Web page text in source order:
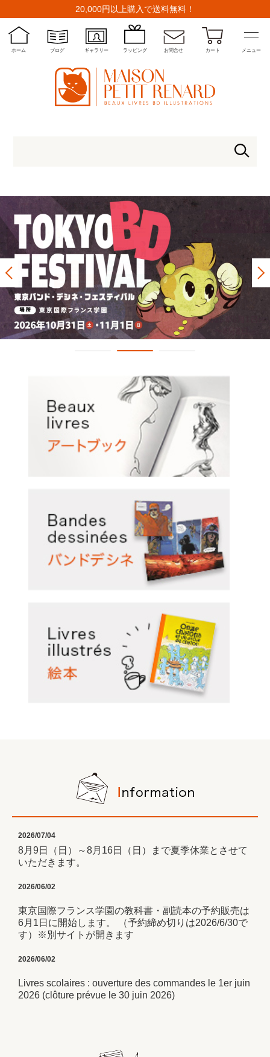
20,000円以上購入で送料無料！
ホーム ブログ ギャラリー ラッピング お問合せ カート メニュー
2026/07/04
8月9日（日）～8月16日（日）まで夏季休業とさせて
いただきます。
2026/06/02
東京国際フランス学園の教科書・副読本の予約販売は
6月1日に開始します。 （予約締め切りは2026/6/30で
す）※別サイトが開きます
2026/06/02
Livres scolaires : ouverture des commandes le 1er juin
2026 (clôture prévue le 30 juin 2026)